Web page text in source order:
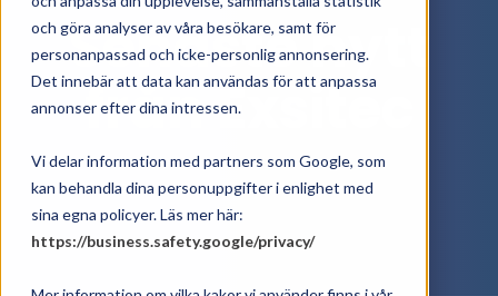
och göra analyser av våra besökare, samt för
personanpassad och icke-personlig annonsering.
Det innebär att data kan användas för att anpassa
annonser efter dina intressen.
Vi delar information med partners som Google, som
kan behandla dina personuppgifter i enlighet med
sina egna policyer. Läs mer här:
https://business.safety.google/privacy/
Senaste nytt
från Exsitec